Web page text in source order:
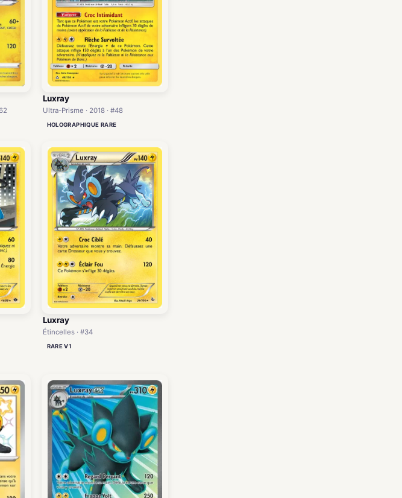
Luxray
Ultra-Prisme · 2018 · #48
HOLOGRAPHIQUE RARE
Luxray
Étincelles · #34
RARE V1